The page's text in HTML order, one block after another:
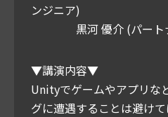
ンジニア)
黒河 優介 (パートナ
▼講演内容▼
Unityでゲームやアプリな
グに遭遇することは避け